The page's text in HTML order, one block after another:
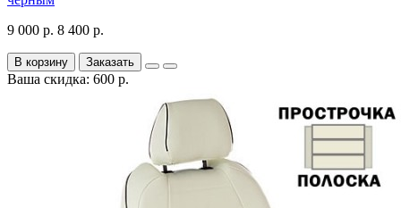
9 000 р. 8 400 р.
В корзину Заказать
Ваша скидка: 600 р.